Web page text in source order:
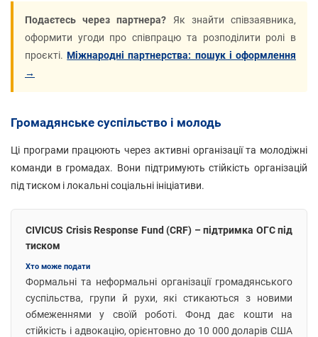
Подаєтесь через партнера? Як знайти співзаявника,
оформити угоди про співпрацю та розподілити ролі в
проєкті.Міжнародні партнерства: пошук і оформлення
→
Громадянське суспільство і молодь
Ці програми працюють через активні організації та молодіжні
команди в громадах. Вони підтримують стійкість організацій
під тиском і локальні соціальні ініціативи.
CIVICUS Crisis Response Fund (CRF) – підтримка ОГС під
тиском
Хто може подати
Формальні та неформальні організації громадянського
суспільства, групи й рухи, які стикаються з новими
обмеженнями у своїй роботі. Фонд дає кошти на
стійкість і адвокацію, орієнтовно до 10 000 доларів США